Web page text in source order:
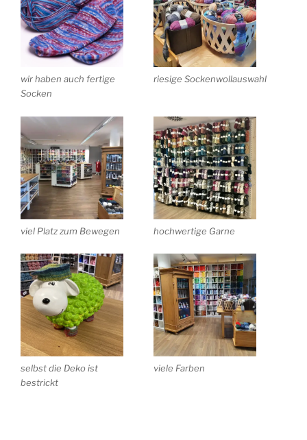
wir haben auch fertige
Socken
riesige Sockenwollauswahl
viel Platz zum Bewegen hochwertige Garne
selbst die Deko ist
bestrickt
viele Farben